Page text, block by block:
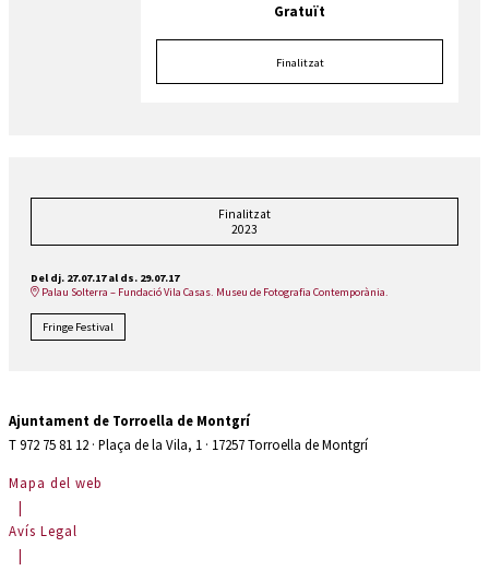
Gratuït
Finalitzat
Finalitzat
2023
Del dj. 27.07.17al ds. 29.07.17
Palau Solterra – Fundació Vila Casas. Museu de Fotografia Contemporània.
Fringe Festival
Ajuntament de Torroella de Montgrí
T 972 75 81 12 · Plaça de la Vila, 1 · 17257 Torroella de Montgrí
Mapa del web
|
Avís Legal
|